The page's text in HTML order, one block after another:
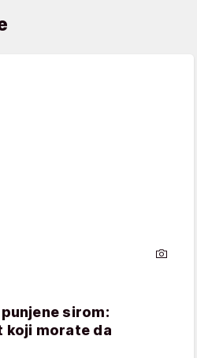
sirom:
koji morate da